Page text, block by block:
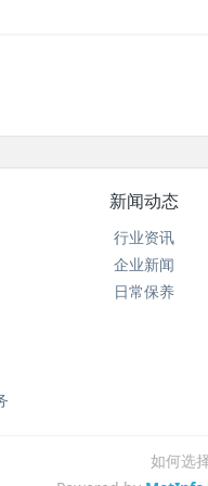
新闻动态
行业资讯
企业新闻
日常保养
如何选